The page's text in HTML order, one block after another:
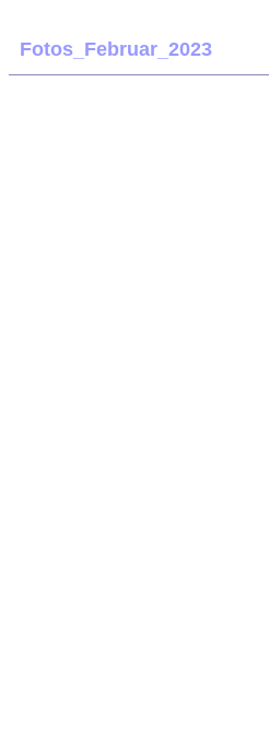
Fotos_Februar_2023